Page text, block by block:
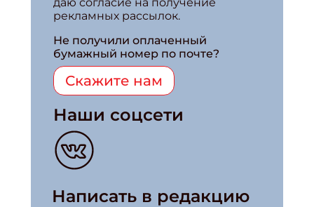
рекламных рассылок.
Не получили оплаченный
бумажный номер по почте?
Скажите нам
Наши соцсети
Написать в редакцию